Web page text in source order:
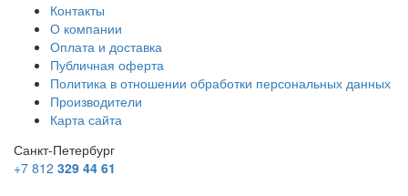
Контакты
О компании
Оплата и доставка
Публичная оферта
Политика в отношении обработки персональных данных
Производители
Карта сайта
Санкт-Петербург
+7 812 329 44 61